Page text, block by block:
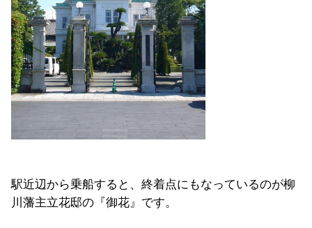
駅近辺から乗船すると、終着点にもなっているのが柳
川藩主立花邸の『御花』です。